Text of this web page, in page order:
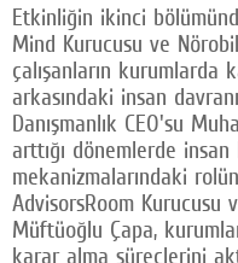
Etkinliğin ikinci
Mind Kurucusu ve
çalışanların kurumlarda
arkasındaki insan
Danışmanlık CEO'su
arttığı dönemlerde
mekanizmalarındaki
AdvisorsRoom Kurucusu
Müftüoğlu Çapa,
karar alma süreçlerini